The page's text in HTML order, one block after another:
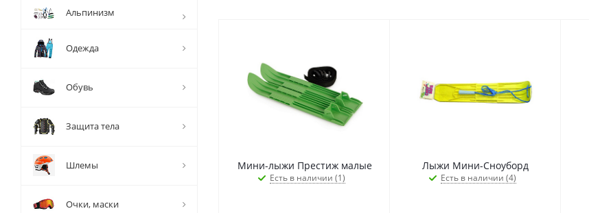
Мини-лыжи Престиж малые
Есть в наличии (1)
Лыжи Мини-Сноуборд
Есть в наличии (4)
Альпинизм
Одежда
Обувь
Защита тела
Шлемы
Очки, маски